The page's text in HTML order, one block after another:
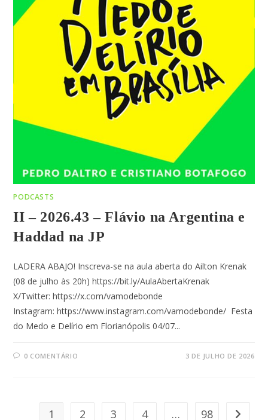
PODCASTS
II – 2026.43 – Flávio na Argentina e
Haddad na JP
LADERA ABAJO! Inscreva-se na aula aberta do Ailton Krenak
(08 de julho às 20h) https://bit.ly/AulaAbertaKrenak
X/Twitter: https://x.com/vamodebonde
Instagram: https://www.instagram.com/vamodebonde/ Festa
do Medo e Delírio em Florianópolis 04/07...
0 COMENTÁRIO 3 DE JULHO DE 2026
1 2 3 4 … 98